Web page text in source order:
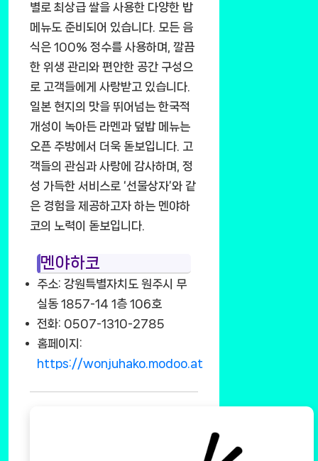
별로 최상급 쌀을 사용한 다양한 밥
메뉴도 준비되어 있습니다. 모든 음
식은 100% 정수를 사용하며, 깔끔
한 위생 관리와 편안한 공간 구성으
로 고객들에게 사랑받고 있습니다.
일본 현지의 맛을 뛰어넘는 한국적
개성이 녹아든 라멘과 덮밥 메뉴는
오픈 주방에서 더욱 돋보입니다. 고
객들의 관심과 사랑에 감사하며, 정
성 가득한 서비스로 ‘선물상자’와 같
은 경험을 제공하고자 하는 멘야하
코의 노력이 돋보입니다.
멘야하코
주소: 강원특별자치도 원주시 무
실동 1857-14 1층 106호
전화: 0507-1310-2785
홈페이지:
https://wonjuhako.modoo.at